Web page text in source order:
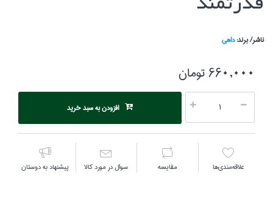
ناشر/ برند:داهي
660,000 تومان
افزودن به سبد خرید
علاقه‌مندي‌ها مقايسه سوال در مورد كالا پیشنهاد به دوستان